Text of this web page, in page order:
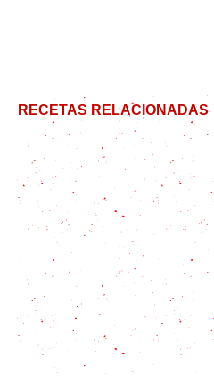
RECETAS RELACIONADAS
Receta de chow mein de
Cómo hacer Pollo como el
Kebab Casero: Un clásico
para hacer en casa